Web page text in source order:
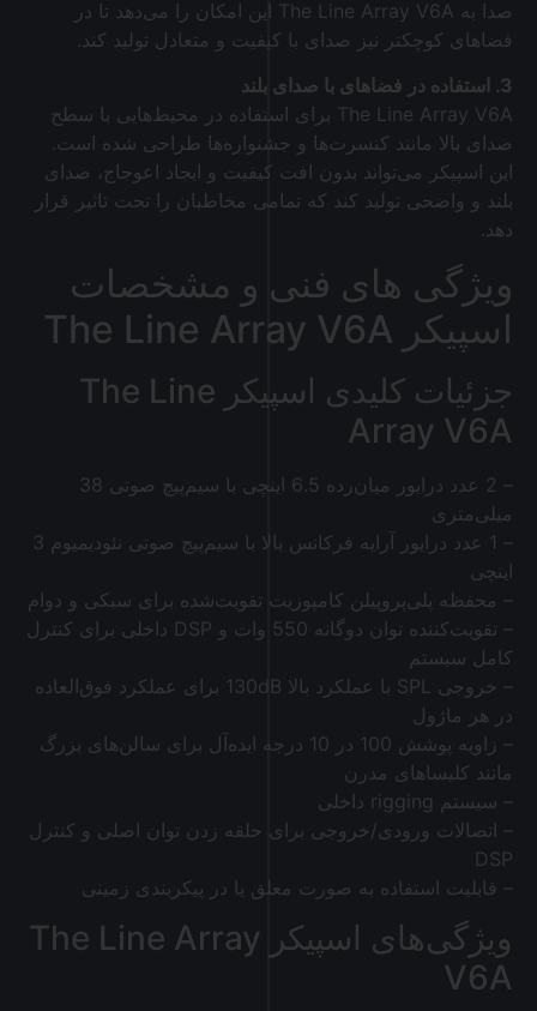
صدا به The Line Array V6A این امکان را می‌دهد تا در
فضاهای کوچکتر نیز صدای با کیفیت و متعادل تولید کند.
3. استفاده در فضاهای با صدای بلند
The Line Array V6A برای استفاده در محیط‌هایی با سطح
صدای بالا مانند کنسرت‌ها و جشنواره‌ها طراحی شده است.
این اسپیکر می‌تواند بدون افت کیفیت و ایجاد اعوجاج، صدای
بلند و واضحی تولید کند که تمامی مخاطبان را تحت تاثیر قرار
دهد.
ویژگی های فنی و مشخصات
اسپیکر The Line Array V6A
جزئیات کلیدی اسپیکر The Line
Array V6A
– 2 عدد درایور میان‌رده 6.5 اینچی با سیم‌پیچ صوتی 38
میلی‌متری
– 1 عدد درایور آرایه فرکانس بالا با سیم‌پیچ صوتی نئودیمیوم 3
اینچی
– محفظه پلی‌پروپیلن کامپوزیت تقویت‌شده برای سبکی و دوام
– تقویت‌کننده توان دوگانه 550 وات و DSP داخلی برای کنترل
کامل سیستم
– خروجی SPL با عملکرد بالا 130dB برای عملکرد فوق‌العاده
در هر ماژول
– زاویه پوشش 100 در 10 درجه ایده‌آل برای سالن‌های بزرگ
مانند کلیساهای مدرن
– سیستم rigging داخلی
– اتصالات ورودی/خروجی برای حلقه زدن توان اصلی و کنترل
DSP
– قابلیت استفاده به صورت معلق یا در پیکربندی زمینی
ویژگی‌های اسپیکر The Line Array
V6A